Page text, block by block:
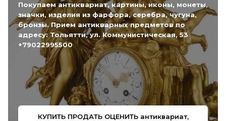
Покупаем антиквариат, картины, иконы, монеты,
значки, изделия из фарфора, серебра, чугуна,
бронзы. Прием антикварных предметов по
адресу: Тольятти, ул. Коммунистическая, 53
+79022995500
КУПИТЬ ПРОДАТЬ ОЦЕНИТЬ антиквариат,